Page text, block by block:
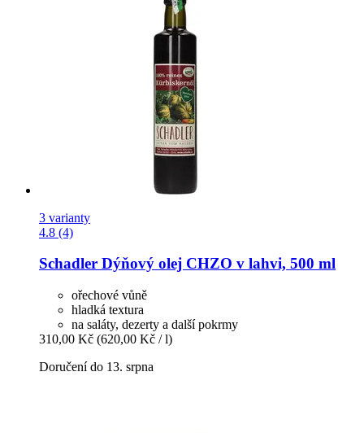
3 varianty
4.8 (4)
Schadler Dýňový olej CHZO v lahvi, 500 ml
ořechové vůně
hladká textura
na saláty, dezerty a další pokrmy
310,00 Kč (620,00 Kč / l)
Doručení do 13. srpna